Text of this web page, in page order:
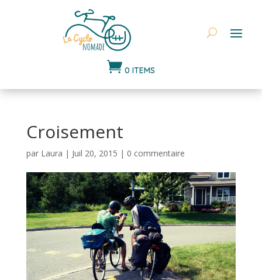
 0 ITEMS
Croisement
par Laura | Juil 20, 2015 | 0 commentaire